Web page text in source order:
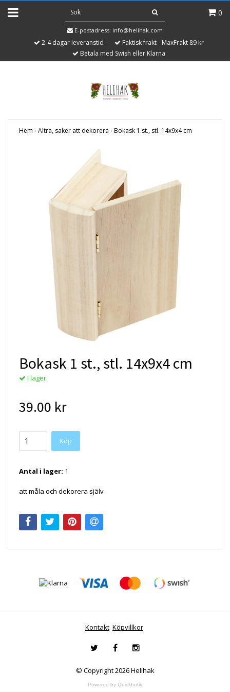
0
E-postadress: info@helihak.com
2-4 dagar leveranstid
Faktisk frakt - MaxFrakt 89 kr
Betala med Swish eller Klarna
Hem › Altra, saker att dekorera › Bokask 1 st., stl. 14x9x4 cm
Bokask 1 st., stl. 14x9x4 cm
I lager.
39.00 kr
Antal i lager: 1
att måla och dekorera själv
Kontakt Köpvillkor
© Copyright 2026 Helihak
Powered by Quickbutik